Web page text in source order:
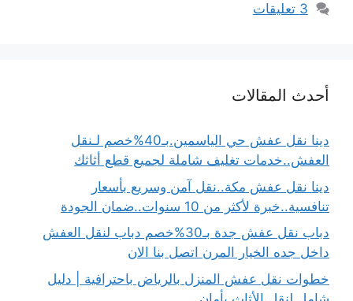
3 تعليقات
أحدث المقالات
دينا نقل عفش حي الياسمين.بـ40%خصم لـنقل
العفش..خدمات تغليف شاملة لجميع قطع أثاثك
دينا نقل عفش مكة..نقل آمن وسريع بأسعار
تنافسية..خبرة لأكثر من 10 سنوات..ضمان الجودة
دباب نقل عفش جدة بـ30%خصم دباب لنقل العفش
داخل جده الخيار المرن اتصل بنا الان
خطوات نقل عفش المنزل بالرياض باحترافية | دليل